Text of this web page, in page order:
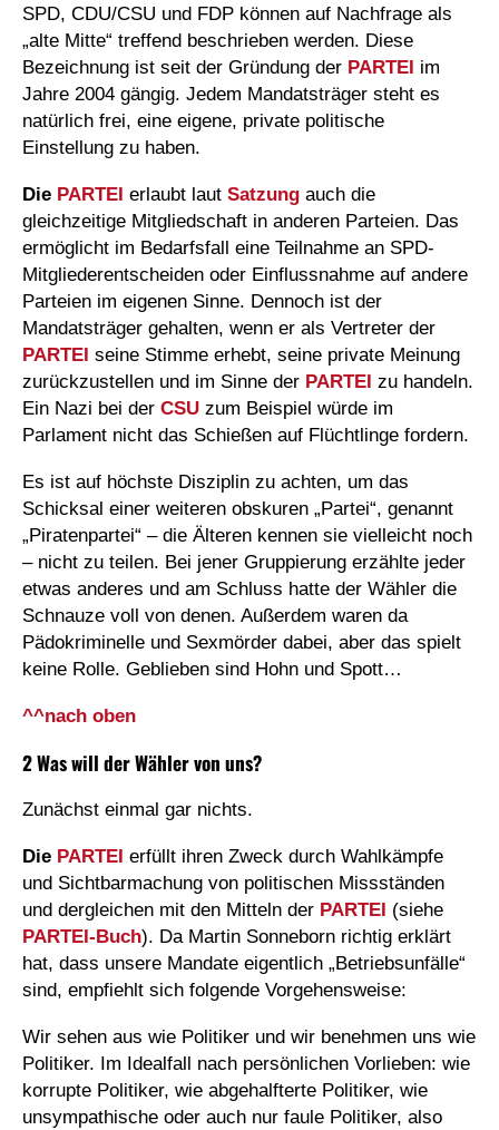
SPD, CDU/CSU und FDP können auf Nachfrage als
„alte Mitte“ treffend beschrieben werden. Diese
Bezeichnung ist seit der Gründung der PARTEI im
Jahre 2004 gängig. Jedem Mandatsträger steht es
natürlich frei, eine eigene, private politische
Einstellung zu haben.
Die PARTEI erlaubt laut Satzung auch die
gleichzeitige Mitgliedschaft in anderen Parteien. Das
ermöglicht im Bedarfsfall eine Teilnahme an SPD-
Mitgliederentscheiden oder Einflussnahme auf andere
Parteien im eigenen Sinne. Dennoch ist der
Mandatsträger gehalten, wenn er als Vertreter der
PARTEI seine Stimme erhebt, seine private Meinung
zurückzustellen und im Sinne der PARTEI zu handeln.
Ein Nazi bei der CSU zum Beispiel würde im
Parlament nicht das Schießen auf Flüchtlinge fordern.
Es ist auf höchste Disziplin zu achten, um das
Schicksal einer weiteren obskuren „Partei“, genannt
„Piratenpartei“ – die Älteren kennen sie vielleicht noch
– nicht zu teilen. Bei jener Gruppierung erzählte jeder
etwas anderes und am Schluss hatte der Wähler die
Schnauze voll von denen. Außerdem waren da
Pädokriminelle und Sexmörder dabei, aber das spielt
keine Rolle. Geblieben sind Hohn und Spott…
^^nach oben
2 Was will der Wähler von uns?
Zunächst einmal gar nichts.
Die PARTEI erfüllt ihren Zweck durch Wahlkämpfe
und Sichtbarmachung von politischen Missständen
und dergleichen mit den Mitteln der PARTEI (siehe
PARTEI-Buch). Da Martin Sonneborn richtig erklärt
hat, dass unsere Mandate eigentlich „Betriebsunfälle“
sind, empfiehlt sich folgende Vorgehensweise:
Wir sehen aus wie Politiker und wir benehmen uns wie
Politiker. Im Idealfall nach persönlichen Vorlieben: wie
korrupte Politiker, wie abgehalfterte Politiker, wie
unsympathische oder auch nur faule Politiker, also